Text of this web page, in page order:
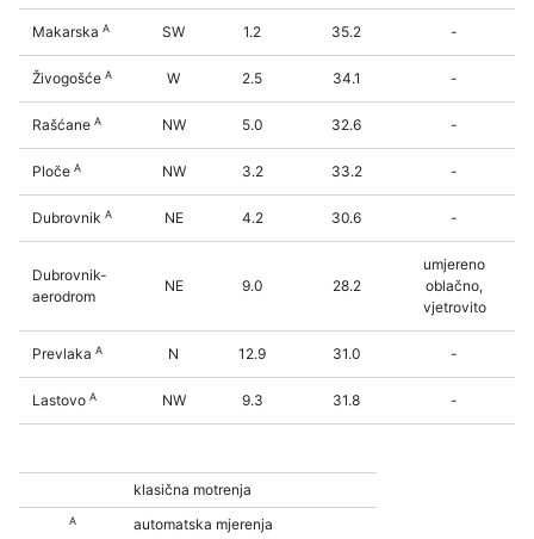
Makarska A SW 1.2 35.2 -
Živogošće A W 2.5 34.1 -
Rašćane A NW 5.0 32.6 -
Ploče A NW 3.2 33.2 -
Dubrovnik A NE 4.2 30.6 -
Dubrovnik-
aerodrom
NE 9.0 28.2
umjereno
oblačno,
vjetrovito
Prevlaka A N 12.9 31.0 -
Lastovo A NW 9.3 31.8 -
klasična motrenja
A automatska mjerenja